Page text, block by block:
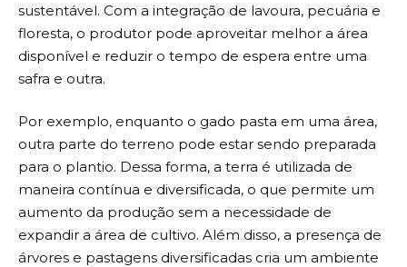
sustentável. Com a integração de lavoura, pecuária e
floresta, o produtor pode aproveitar melhor a área
disponível e reduzir o tempo de espera entre uma
safra e outra.
Por exemplo, enquanto o gado pasta em uma área,
outra parte do terreno pode estar sendo preparada
para o plantio. Dessa forma, a terra é utilizada de
maneira contínua e diversificada, o que permite um
aumento da produção sem a necessidade de
expandir a área de cultivo. Além disso, a presença de
árvores e pastagens diversificadas cria um ambiente